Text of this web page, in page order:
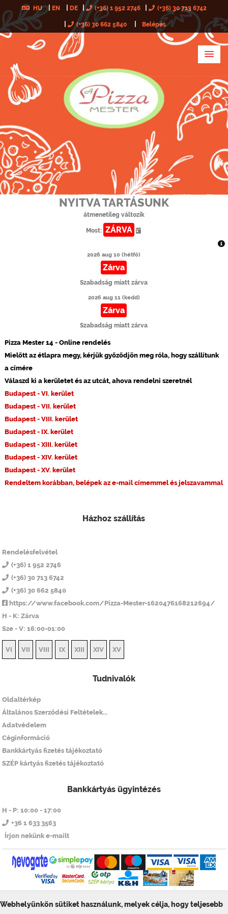
Webhelyünkön sütiket használunk, melyek célja, hogy teljesebb
HU EN DE (+36) 1 952 2746 (+36) 30 713 6742
(+36) 30 662 5840 Belépés
NYITVA TARTÁSUNK
átmenetileg változik
Most: ZÁRVA
2026 aug 10 (hétfő)
Zárva
Szabadság miatt zárva
2026 aug 11 (kedd)
Zárva
Szabadság miatt zárva
Pizza Mester 14 - Online rendelés
Mielőtt az étlapra megy, kérjük győződjön meg róla, hogy szállítunk
a címére
Válaszd ki a kerületet és az utcát, ahova rendelni szeretnél
Budapest - VI. kerület
Budapest - VII. kerület
Budapest - VIII. kerület
Budapest - IX. kerület
Budapest - XIII. kerület
Budapest - XIV. kerület
Budapest - XV. kerület
Rendeltem korábban, belépek az e-mail címemmel és jelszavammal
Házhoz szállítás
Rendelésfelvétel
(+36) 1 952 2746
(+36) 30 713 6742
(+36) 30 662 5840
https://www.facebook.com/Pizza-Mester-1620476168212694/
H - K: Zárva
Sze - V: 16:00-01:00
VI VII VIII IX XIII XIV XV
Tudnivalók
Oldaltérkép
Általános Szerződési Feltételek...
Adatvédelem
Céginformáció
Bankkártyás fizetés tájékoztató
SZÉP kártyás fizetés tájékoztató
Bankkártyás ügyintézés
H - P: 10:00 - 17:00
+36 1 633 3563
Írjon nekünk e-mailt
© ToolSiTE Kft. 2026. Minden jog fenntartva!